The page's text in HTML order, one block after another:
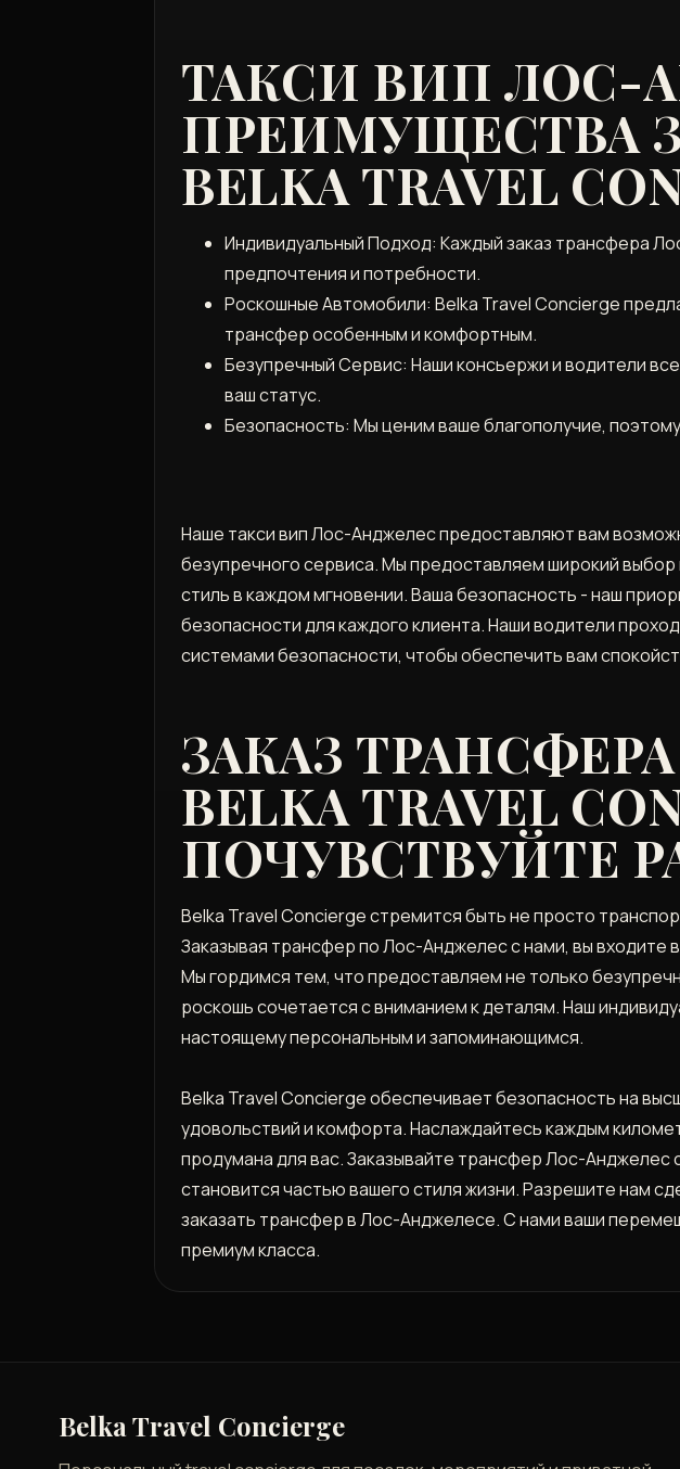
ТАКСИ ВИП ЛОС-
ПРЕИМУЩЕСТВА
BELKA TRAVEL
Индивидуальный Подход: Каждый заказ трансфера
предпочтения и потребности.
Роскошные Автомобили: Belka Travel Concierge
трансфер особенным и комфортным.
Безупречный Сервис: Наши консьержи и водители
ваш статус.
Безопасность: Мы ценим ваше благополучие,
Наше такси вип Лос-Анджелес предоставляют вам
безупречного сервиса. Мы предоставляем широкий
стиль в каждом мгновении. Ваша безопасность - наш
безопасности для каждого клиента. Наши водители
системами безопасности, чтобы обеспечить вам
ЗАКАЗ
BELKA TRAVEL
ПОЧУВСТВУЙТЕ
Belka Travel Concierge стремится быть не просто
Заказывая трансфер по Лос-Анджелес с нами, вы входите
Мы гордимся тем, что предоставляем не только
роскошь сочетается с вниманием к деталям. Наш
настоящему персональным и запоминающимся.
Belka Travel Concierge обеспечивает безопасность на
удовольствий и комфорта. Наслаждайтесь каждым
продумана для вас. Заказывайте трансфер Лос-
становится частью вашего стиля жизни. Разрешите нам
заказать трансфер в Лос-Анджелесе. С нами ваши
премиум класса.
Belka Travel Concierge